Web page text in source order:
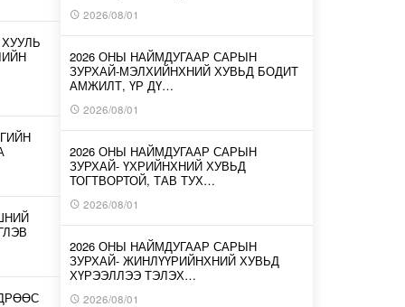
2026/08/01
2026 ОНЫ НАЙМДУГААР САРЫН
ЗУРХАЙ-МЭЛХИЙНХНИЙ ХУВЬД БОДИТ
АМЖИЛТ, ҮР ДҮ…
2026/08/01
2026 ОНЫ НАЙМДУГААР САРЫН
ЗУРХАЙ- ҮХРИЙНХНИЙ ХУВЬД
ТОГТВОРТОЙ, ТАВ ТУХ…
2026/08/01
2026 ОНЫ НАЙМДУГААР САРЫН
ЗУРХАЙ- ЖИНЛҮҮРИЙНХНИЙ ХУВЬД
ХҮРЭЭЛЛЭЭ ТЭЛЭХ…
2026/08/01